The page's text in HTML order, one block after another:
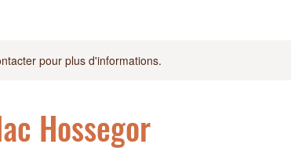
pour plus d'informations.
Hossegor